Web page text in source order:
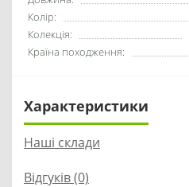
Колір:
Колекція:
Країна походження:
Характеристики
Наші склади
Відгуків (0)